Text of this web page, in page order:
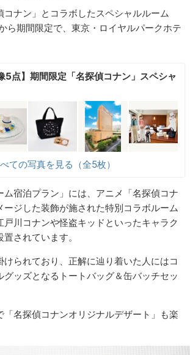
コナン」とコラボしたスペシャルルーム
ら期間限定で、東京・ロイヤルパークホテ
5点】期間限定「名探偵コナン」スペシャ
ての写真を見る（全5枚）
ム宿泊プラン」には、アニメ「名探偵コナ
ージした装飾が施された特別コラボルーム
戸川コナンや怪盗キッドといったキャラク
されています。
られており、正解に辿り着いた人にはコ
グッズとなるトートバッグ＆缶バッチセッ
「名探偵コナンオリジナルデザート」も楽